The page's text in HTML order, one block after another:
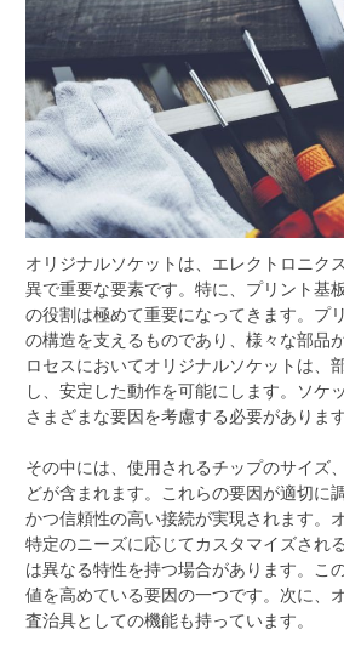
オリジナルソケットは、エレクトロニク
異で重要な要素です。 特に、プリント基
の役割は極めて重要になってきます。プ
の構造を支えるものであり、様々な部品
ロセスにおいてオリジナルソケットは、
し、安定した動作を可能にします。ソケ
さまざまな要因を考慮する必要があります
その中には、使用されるチップのサイズ
どが含まれます。これらの要因が適切に
かつ信頼性の高い接続が実現されます。
特定のニーズに応じてカスタマイズされ
は異なる特性を持つ場合があります。こ
値を高めている要因の一つです。次に、
査治具としての機能も持っています。